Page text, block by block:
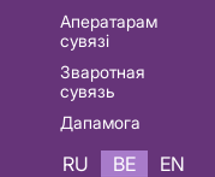
Аператарам
сувязі
Зваротная
сувязь
Дапамога
RU BE EN